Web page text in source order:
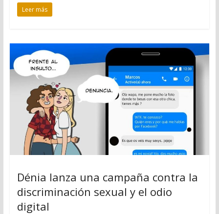
Leer más
Dénia lanza una campaña contra la
discriminación sexual y el odio
digital